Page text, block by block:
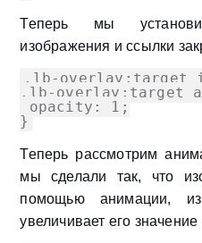
Теперь мы
изображения и ссылки
.lb-overlay:target
.lb-overlay:target
opacity: 1;
}
Теперь рассмотрим
мы сделали так, что
помощью анимации,
увеличивает его